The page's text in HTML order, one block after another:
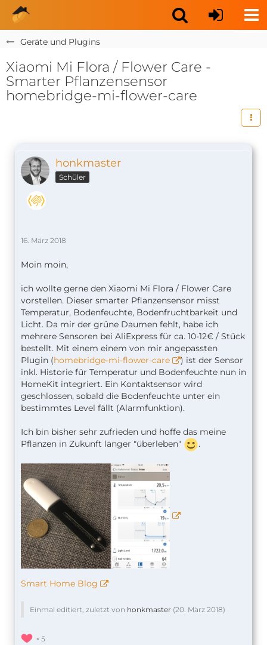
Geräte und Plugins
Xiaomi Mi Flora / Flower Care -
Smarter Pflanzensensor
homebridge-mi-flower-care
honkmaster
Schüler
16. März 2018
Moin moin,
ich wollte gerne den Xiaomi Mi Flora / Flower Care
vorstellen. Dieser smarter Pflanzensensor misst
Temperatur, Bodenfeuchte, Bodenfruchtbarkeit und
Licht. Da mir der grüne Daumen fehlt, habe ich
mehrere Sensoren bei AliExpress für ca. 10-12€ / Stück
bestellt. Mit einem einem von mir angepassten
Plugin (homebridge-mi-flower-care
) ist der Sensor
inkl. Historie für Temperatur und Bodenfeuchte nun in
HomeKit integriert. Ein Kontaktsensor wird
geschlossen, sobald die Bodenfeuchte unter ein
bestimmtes Level fällt (Alarmfunktion).
Ich bin bisher sehr zufrieden und hoffe das meine
Pflanzen in Zukunft länger "überleben"
.
Smart Home Blog
Einmal editiert, zuletzt von honkmaster (20. März 2018)
5